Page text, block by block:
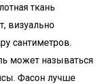
ткань
визуально
сантиметров.
может называться
Фасон лучше